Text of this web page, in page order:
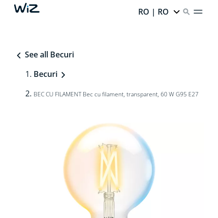
RO | RO
See all Becuri
Becuri
BEC CU FILAMENT Bec cu filament, transparent, 60 W G95 E27